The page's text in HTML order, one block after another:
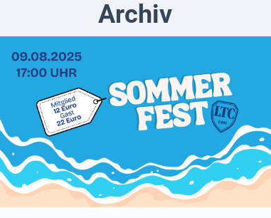
Archiv